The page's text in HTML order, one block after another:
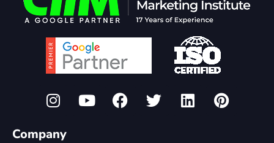
Company